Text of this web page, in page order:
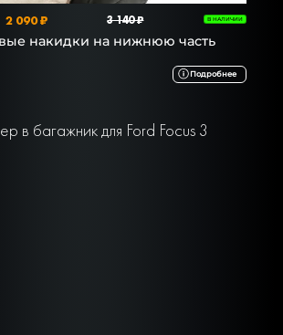
2 090 ₽ 3 140 ₽ В НАЛИЧИИ
накидки на нижнюю часть
Подробнее